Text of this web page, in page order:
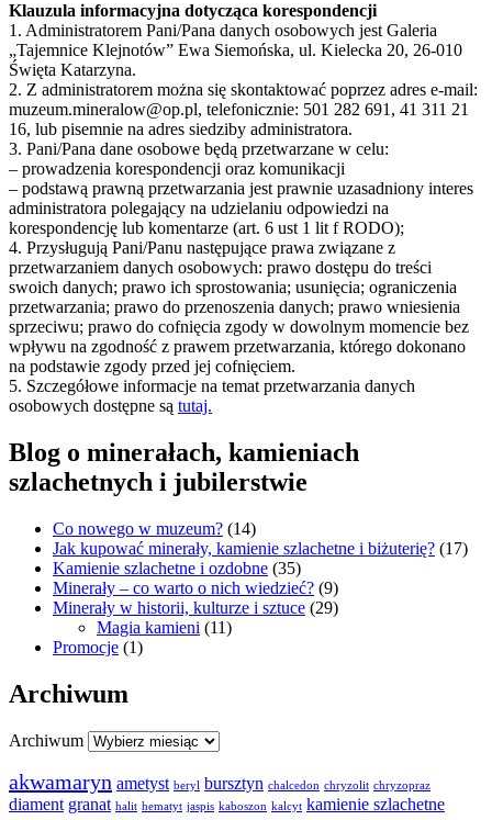
Klauzula informacyjna dotycząca korespondencji
1. Administratorem Pani/Pana danych osobowych jest Galeria
„Tajemnice Klejnotów” Ewa Siemońska, ul. Kielecka 20, 26-010
Święta Katarzyna.
2. Z administratorem można się skontaktować poprzez adres e-mail:
muzeum.mineralow@op.pl, telefonicznie: 501 282 691, 41 311 21
16, lub pisemnie na adres siedziby administratora.
3. Pani/Pana dane osobowe będą przetwarzane w celu:
– prowadzenia korespondencji oraz komunikacji
– podstawą prawną przetwarzania jest prawnie uzasadniony interes
administratora polegający na udzielaniu odpowiedzi na
korespondencję lub komentarze (art. 6 ust 1 lit f RODO);
4. Przysługują Pani/Panu następujące prawa związane z
przetwarzaniem danych osobowych: prawo dostępu do treści
swoich danych; prawo ich sprostowania; usunięcia; ograniczenia
przetwarzania; prawo do przenoszenia danych; prawo wniesienia
sprzeciwu; prawo do cofnięcia zgody w dowolnym momencie bez
wpływu na zgodność z prawem przetwarzania, którego dokonano
na podstawie zgody przed jej cofnięciem.
5. Szczegółowe informacje na temat przetwarzania danych
osobowych dostępne są tutaj.
Blog o minerałach, kamieniach
szlachetnych i jubilerstwie
Co nowego w muzeum? (14)
Jak kupować minerały, kamienie szlachetne i biżuterię? (17)
Kamienie szlachetne i ozdobne (35)
Minerały – co warto o nich wiedzieć? (9)
Minerały w historii, kulturze i sztuce (29)
Magia kamieni (11)
Promocje (1)
Archiwum
Archiwum
akwamaryn ametyst beryl bursztyn chalcedon chryzolit chryzopraz
diament granat halit hematyt jaspis kaboszon kalcyt kamienie szlachetne